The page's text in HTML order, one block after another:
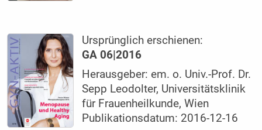
Ursprünglich erschienen:
GA 06|2016
Herausgeber: em. o. Univ.-Prof. Dr.
Sepp Leodolter, Universitätsklinik
für Frauenheilkunde, Wien
Publikationsdatum: 2016-12-16